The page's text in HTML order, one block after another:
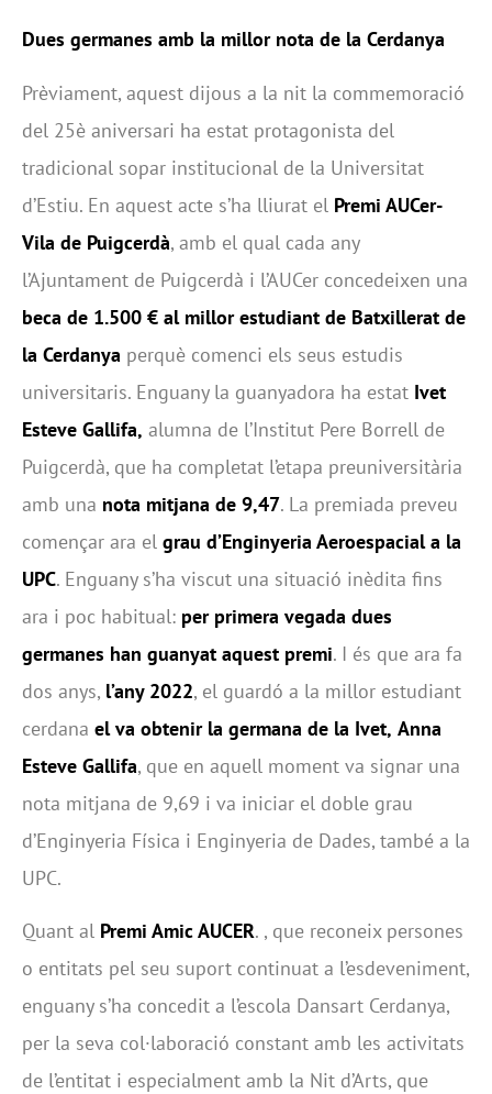
Dues germanes amb la millor nota de la Cerdanya
Prèviament, aquest dijous a la nit la commemoració
del 25è aniversari ha estat protagonista del
tradicional sopar institucional de la Universitat
d’Estiu. En aquest acte s’ha lliurat el Premi AUCer-
Vila de Puigcerdà, amb el qual cada any
l’Ajuntament de Puigcerdà i l’AUCer concedeixen una
beca de 1.500 € al millor estudiant de Batxillerat de
la Cerdanya perquè comenci els seus estudis
universitaris. Enguany la guanyadora ha estat Ivet
Esteve Gallifa, alumna de l’Institut Pere Borrell de
Puigcerdà, que ha completat l’etapa preuniversitària
amb una nota mitjana de 9,47. La premiada preveu
començar ara el grau d’Enginyeria Aeroespacial a la
UPC. Enguany s’ha viscut una situació inèdita fins
ara i poc habitual: per primera vegada dues
germanes han guanyat aquest premi. I és que ara fa
dos anys, l’any 2022, el guardó a la millor estudiant
cerdana el va obtenir la germana de la Ivet, Anna
Esteve Gallifa, que en aquell moment va signar una
nota mitjana de 9,69 i va iniciar el doble grau
d’Enginyeria Física i Enginyeria de Dades, també a la
UPC.
Quant al Premi Amic AUCER. , que reconeix persones
o entitats pel seu suport continuat a l’esdeveniment,
enguany s’ha concedit a l’escola Dansart Cerdanya,
per la seva col·laboració constant amb les activitats
de l’entitat i especialment amb la Nit d’Arts, que